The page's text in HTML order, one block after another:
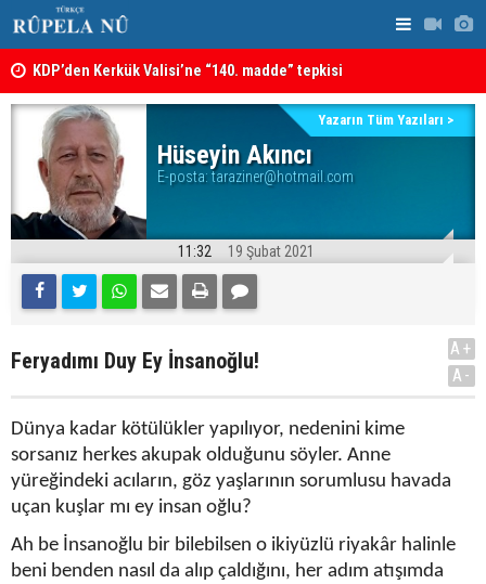
KDP’den Kerkük Valisi’ne “140. madde” tepkisi
Hüseyin Akıncı
E-posta: taraziner@hotmail.com
Yazarın Tüm Yazıları >
11:32 19 Şubat 2021
Feryadımı Duy Ey İnsanoğlu!
A+
A-
Dünya kadar kötülükler yapılıyor, nedenini kime
sorsanız herkes akupak olduğunu söyler. Anne
yüreğindeki acıların, göz yaşlarının sorumlusu havada
uçan kuşlar mı ey insan oğlu?
Ah be İnsanoğlu bir bilebilsen o ikiyüzlü riyakâr halinle
beni benden nasıl da alıp çaldığını, her adım atışımda